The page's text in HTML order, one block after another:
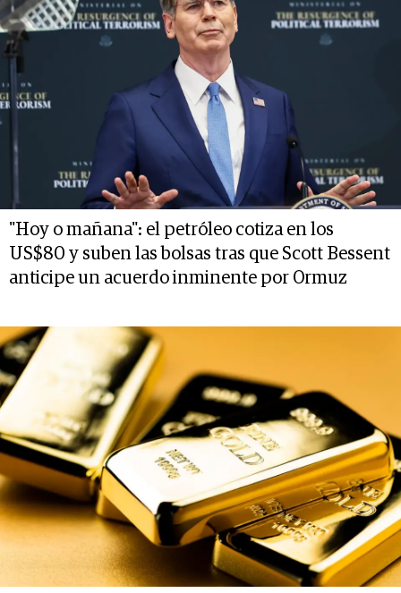
"Hoy o mañana": el petróleo cotiza en los
US$80 y suben las bolsas tras que Scott Bessent
anticipe un acuerdo inminente por Ormuz